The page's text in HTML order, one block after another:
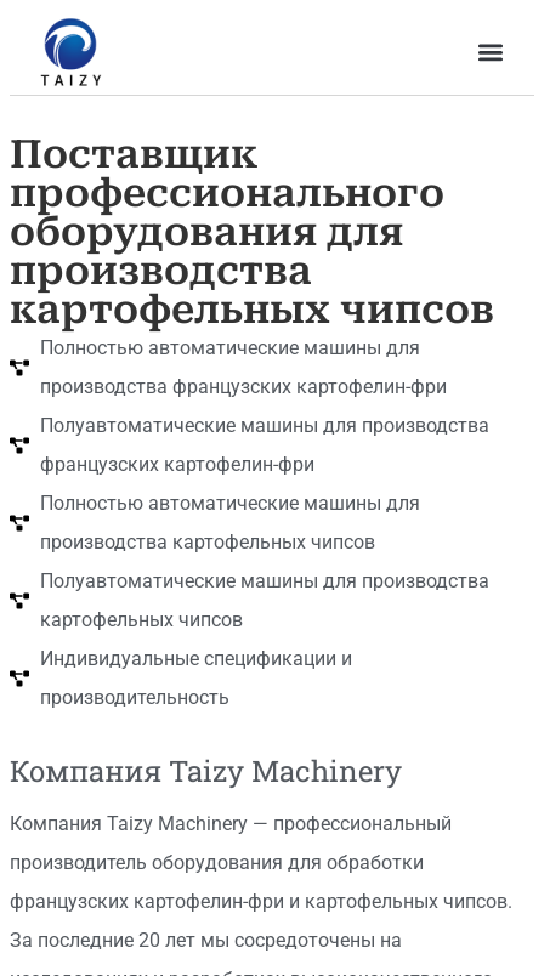
Поставщик
профессионального
оборудования для
производства
картофельных чипсов
Полностью автоматические машины для
производства французских картофелин-фри
Полуавтоматические машины для производства
французских картофелин-фри
Полностью автоматические машины для
производства картофельных чипсов
Полуавтоматические машины для производства
картофельных чипсов
Индивидуальные спецификации и
производительность
Компания Taizy Machinery
Компания Taizy Machinery — профессиональный
производитель оборудования для обработки
французских картофелин-фри и картофельных чипсов.
За последние 20 лет мы сосредоточены на